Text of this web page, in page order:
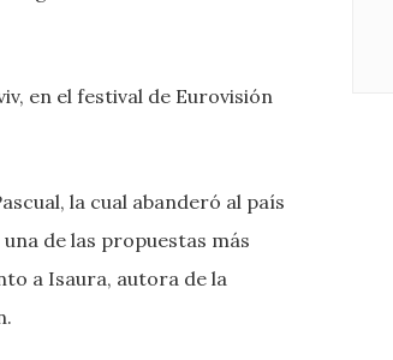
en el festival de Eurovisión
la cual abanderó al país
de las propuestas más
a Isaura, autora de la